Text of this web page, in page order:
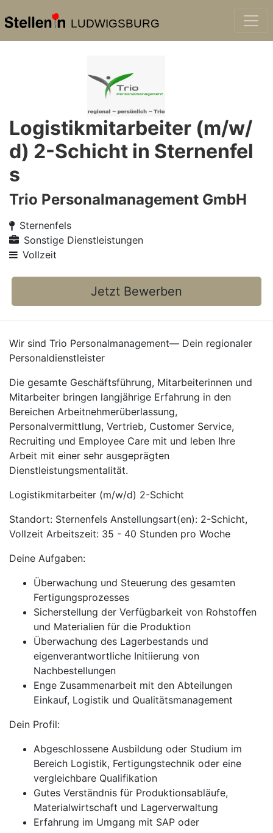
LUDWIGSBURG
Logistikmitarbeiter (m/w/
d) 2-Schicht in Sternenfel
s
Trio Personalmanagement GmbH
Sternenfels
Sonstige Dienstleistungen
Vollzeit
Jetzt Bewerben
Wir sind Trio Personalmanagement— Dein regionaler
Personaldienstleister
Die gesamte Geschäftsführung, Mitarbeiterinnen und
Mitarbeiter bringen langjährige Erfahrung in den
Bereichen Arbeitnehmerüberlassung,
Personalvermittlung, Vertrieb, Customer Service,
Recruiting und Employee Care mit und leben Ihre
Arbeit mit einer sehr ausgeprägten
Dienstleistungsmentalität.
Logistikmitarbeiter (m/w/d) 2-Schicht
Standort: Sternenfels Anstellungsart(en): 2-Schicht,
Vollzeit Arbeitszeit: 35 - 40 Stunden pro Woche
Deine Aufgaben:
Überwachung und Steuerung des gesamten
Fertigungsprozesses
Sicherstellung der Verfügbarkeit von Rohstoffen
und Materialien für die Produktion
Überwachung des Lagerbestands und
eigenverantwortliche Initiierung von
Nachbestellungen
Enge Zusammenarbeit mit den Abteilungen
Einkauf, Logistik und Qualitätsmanagement
Dein Profil:
Abgeschlossene Ausbildung oder Studium im
Bereich Logistik, Fertigungstechnik oder eine
vergleichbare Qualifikation
Gutes Verständnis für Produktionsabläufe,
Materialwirtschaft und Lagerverwaltung
Erfahrung im Umgang mit SAP oder